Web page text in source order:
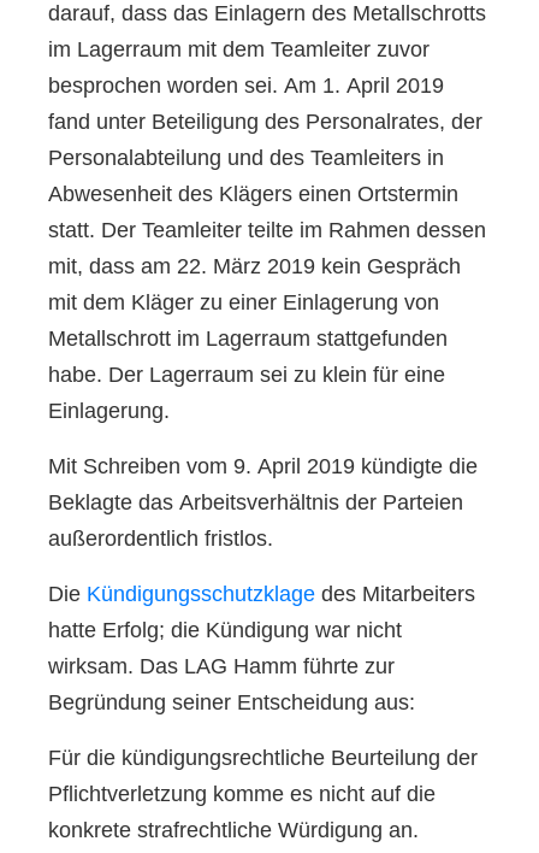
darauf, dass das Einlagern des Metallschrotts
im Lagerraum mit dem Teamleiter zuvor
besprochen worden sei. Am 1. April 2019
fand unter Beteiligung des Personalrates, der
Personalabteilung und des Teamleiters in
Abwesenheit des Klägers einen Ortstermin
statt. Der Teamleiter teilte im Rahmen dessen
mit, dass am 22. März 2019 kein Gespräch
mit dem Kläger zu einer Einlagerung von
Metallschrott im Lagerraum stattgefunden
habe. Der Lagerraum sei zu klein für eine
Einlagerung.
Mit Schreiben vom 9. April 2019 kündigte die
Beklagte das Arbeitsverhältnis der Parteien
außerordentlich fristlos.
Die Kündigungsschutzklage des Mitarbeiters
hatte Erfolg; die Kündigung war nicht
wirksam. Das LAG Hamm führte zur
Begründung seiner Entscheidung aus:
Für die kündigungsrechtliche Beurteilung der
Pflichtverletzung komme es nicht auf die
konkrete strafrechtliche Würdigung an.